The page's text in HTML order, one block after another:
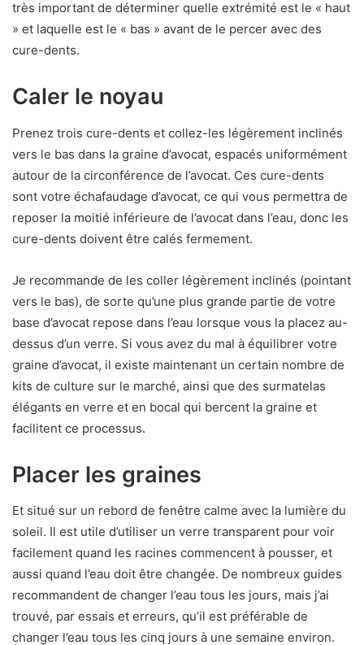
très important de déterminer quelle extrémité est le « haut
» et laquelle est le « bas » avant de le percer avec des
cure-dents.
Caler le noyau
Prenez trois cure-dents et collez-les légèrement inclinés
vers le bas dans la graine d’avocat, espacés uniformément
autour de la circonférence de l’avocat. Ces cure-dents
sont votre échafaudage d’avocat, ce qui vous permettra de
reposer la moitié inférieure de l’avocat dans l’eau, donc les
cure-dents doivent être calés fermement.
Je recommande de les coller légèrement inclinés (pointant
vers le bas), de sorte qu’une plus grande partie de votre
base d’avocat repose dans l’eau lorsque vous la placez au-
dessus d’un verre. Si vous avez du mal à équilibrer votre
graine d’avocat, il existe maintenant un certain nombre de
kits de culture sur le marché, ainsi que des surmatelas
élégants en verre et en bocal qui bercent la graine et
facilitent ce processus.
Placer les graines
Et situé sur un rebord de fenêtre calme avec la lumière du
soleil. Il est utile d’utiliser un verre transparent pour voir
facilement quand les racines commencent à pousser, et
aussi quand l’eau doit être changée. De nombreux guides
recommandent de changer l’eau tous les jours, mais j’ai
trouvé, par essais et erreurs, qu’il est préférable de
changer l’eau tous les cinq jours à une semaine environ.